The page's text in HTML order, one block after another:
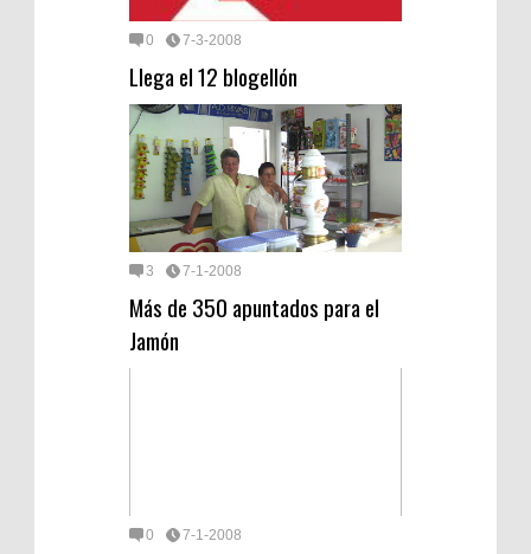
0 7-3-2008
Llega el 12 blogellón
3 7-1-2008
Más de 350 apuntados para el
Jamón
0 7-1-2008